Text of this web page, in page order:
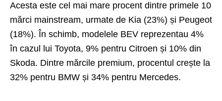
Acesta este cel mai mare procent dintre primele 10
mărci mainstream, urmate de Kia (23%) și Peugeot
(18%). În schimb, modelele BEV reprezentau 4%
în cazul lui Toyota, 9% pentru Citroen și 10% din
Skoda. Dintre mărcile premium, procentul crește la
32% pentru BMW și 34% pentru Mercedes.